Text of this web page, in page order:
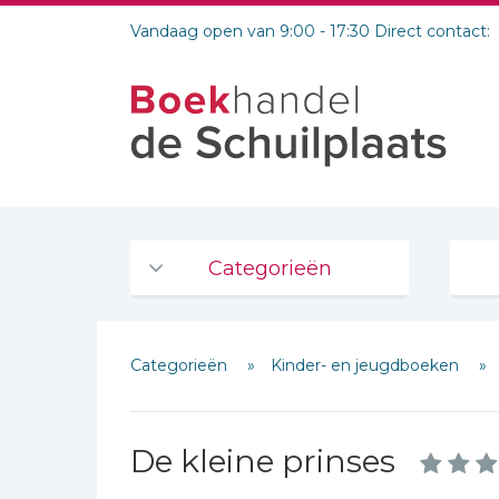
Vandaag open van 9:00 - 17:30 Direct contact:
Categorieën
De Bijbel
Bijbelse Dagboeken 2026
Bijbelse dagboeken
Bijbelstudie groepen
Categorieën Kinder- en jeugdboeken
De kleine prinses